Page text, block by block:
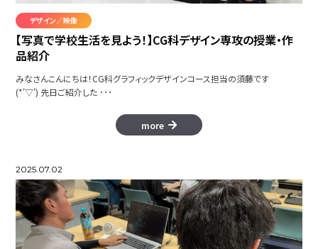
デザイン／映像
【写真で学校生活を見よう！】CG科デザイン専攻の授業・作
品紹介
みなさんこんにちは！CG科グラフィックデザインコース担当の須藤です
(*'▽') 先日ご紹介した ･･･
more
2025.07.02